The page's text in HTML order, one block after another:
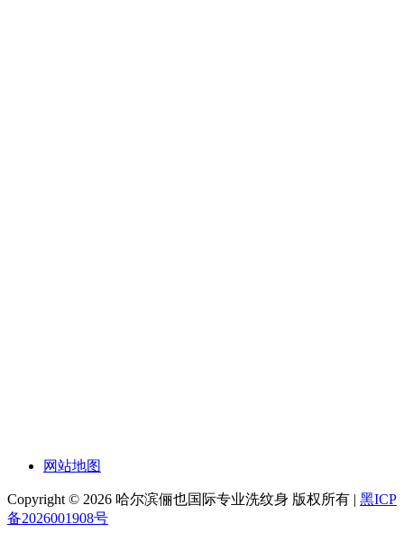
网站地图
Copyright © 2026 哈尔滨俪也国际专业洗纹身 版权所有 | 黑ICP
备2026001908号